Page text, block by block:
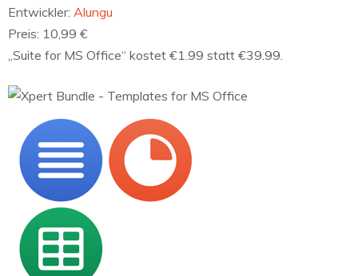
Entwickler: Alungu
Preis: 10,99 €
„Suite for MS Office“ kostet €1.99 statt €39.99.